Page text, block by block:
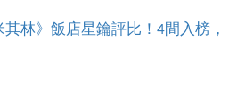
林》飯店星鑰評比！4間入榜